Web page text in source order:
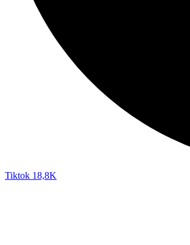
Tiktok 18,8K